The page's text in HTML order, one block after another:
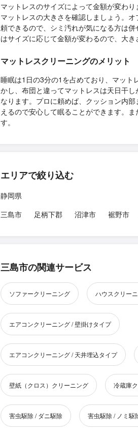
マットレスのサイズによって金額が変わ
マットレスの大きさを確認しましょう。
頼できるので、シミ汚れが気になる方は
はサイズに応じて金額が変わるので、大き
マットレスクリーニングのメリット
睡眠は1日の3分の1を占めており、マット
かし、布団と違ってマットレスは天日干
なります。プロに頼めば、クッション内
えるので安心して眠ることができます。
す。
エリアで絞り込む
静岡県
三島市
足柄下郡 沼津市 裾野市
三島市の関連サービス
ソファークリーニング ハウスクリー
エアコンクリーニング / 壁掛けタイプ
エアコンクリーニング / 天井埋込タイプ
壁紙（クロス）クリーニング 冷蔵庫
害虫駆除 / ダニ駆除 害虫駆除 / ノミ駆